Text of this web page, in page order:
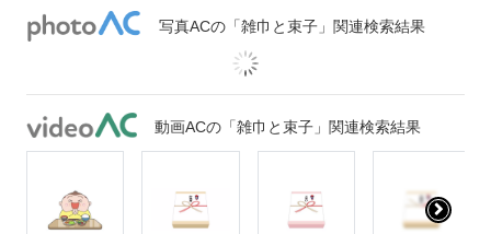
写真ACの「雑巾と束子」関連検索結果
動画ACの「雑巾と束子」関連検索結果